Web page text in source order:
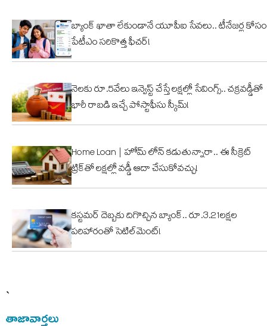
భవనం
కూల్చివేత
వైరల్!
బ్యాంక్ ఖాతా లేకుండానే యూపీఐ సేవలు.. టీనేజర్ల కోసం
పేటీఎం సరికొత్త ఫీచర్!
నెలకు రూ.5వేలు ఇన్వెస్ట్ చేస్తే లక్షల్లో సేవింగ్స్.. చక్రవడ్డీతో
భారీ రాబడి ఇచ్చే పోస్టాఫీసు స్కీమ్!
Home Loan | హోమ్ లోన్ కడుతున్నారా.. ఈ సీక్రెట్
ట్రిక్‌తో లక్షల్లో వడ్డీ ఆదా చేసుకోవచ్చు!
కస్టమర్ దెబ్బకు దిగొచ్చిన బ్యాంక్.. రూ.3.21లక్షల
పరిహారంతో సెటిల్‌మెంట్!
`
తాజావార్తలు